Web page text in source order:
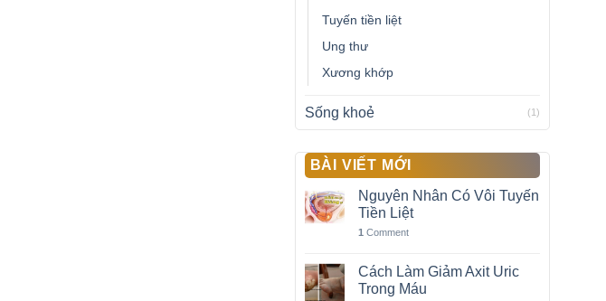
Tuyến tiền liệt
Ung thư
Xương khớp
Sống khoẻ (1)
BÀI VIẾT MỚI
Nguyên Nhân Có Vôi Tuyến
Tiền Liệt
1 Comment
Cách Làm Giảm Axit Uric
Trong Máu